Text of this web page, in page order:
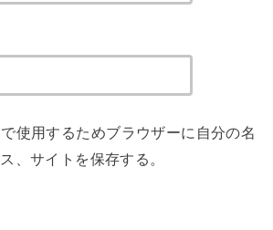
使用するためブラウザーに自分の名
、サイトを保存する。